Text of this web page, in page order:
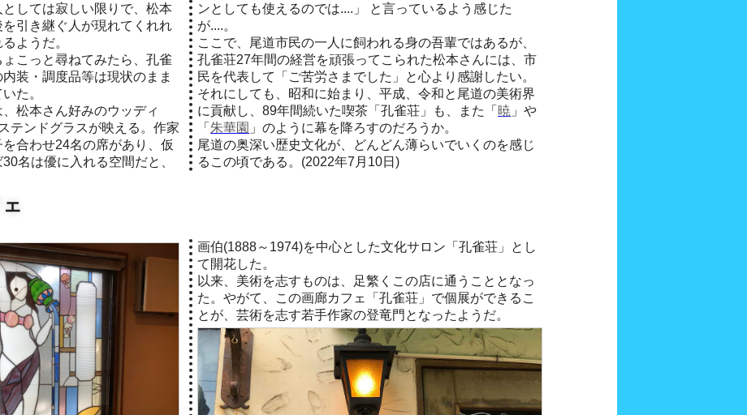
しては寂しい限りで、松本
引き継ぐ人が現れてくれれ
ようだ。
こっと尋ねてみたら、孔雀
装・調度品等は現状のまま
た。
松本さん好みのウッディ
テンドグラスが映える。作家
合わせ24名の席があり、仮
名は優に入れる空間だと、
ンとしても使えるのでは....」 と言っているよう感じた
が....。
ここで、尾道市民の一人に飼われる身の吾輩ではあるが、
孔雀荘27年間の経営を頑張ってこられた松本さんには、市
民を代表して「ご苦労さまでした」と心より感謝したい。
それにしても、昭和に始まり、平成、令和と尾道の美術界
に貢献し、89年間続いた喫茶「孔雀荘」も、また「 暁 」や
「朱華園 」のように幕を降ろすのだろうか。
尾道の奥深い歴史文化が、どんどん薄らいでいくのを感じ
るこの頃である。(2022年7月10日)
画伯(1888～1974)を中心とした文化サロン「孔雀荘」とし
て開花した。
以来、美術を志すものは、足繁くこの店に通うこととなっ
た。やがて、この画廊カフェ「孔雀荘」で個展ができるこ
とが、芸術を志す若手作家の登竜門となったようだ。